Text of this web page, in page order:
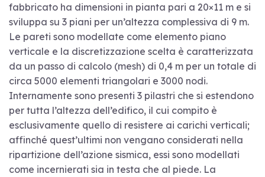
fabbricato ha dimensioni in pianta pari a 20×11 m e si
sviluppa su 3 piani per un’altezza complessiva di 9 m.
Le pareti sono modellate come elemento piano
verticale e la discretizzazione scelta è caratterizzata
da un passo di calcolo (mesh) di 0,4 m per un totale di
circa 5000 elementi triangolari e 3000 nodi.
Internamente sono presenti 3 pilastri che si estendono
per tutta l’altezza dell’edifico, il cui compito è
esclusivamente quello di resistere ai carichi verticali;
affinché quest’ultimi non vengano considerati nella
ripartizione dell’azione sismica, essi sono modellati
come incernierati sia in testa che al piede. La